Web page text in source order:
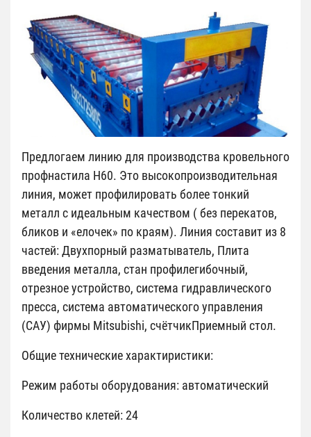
Предлогаем линию для производства кровельного
профнастила H60. Это высокопроизводительная
линия, может профилировать более тонкий
металл с идеальным качеством ( без перекатов,
бликов и «елочек» по краям). Линия составит из 8
частей: Двухпорный разматыватель, Плита
введения металла, стан профилегибочный,
отрезное устройство, система гидравлического
пресса, система автоматического управления
(САУ) фирмы Mitsubishi, счётчикПриемный стол.
Общие технические характиристики:
Режим работы оборудования: автоматический
Количество клетей: 24